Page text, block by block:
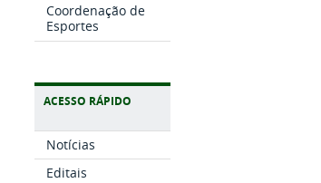
Coordenação de
Esportes
ACESSO RÁPIDO
Notícias
Editais